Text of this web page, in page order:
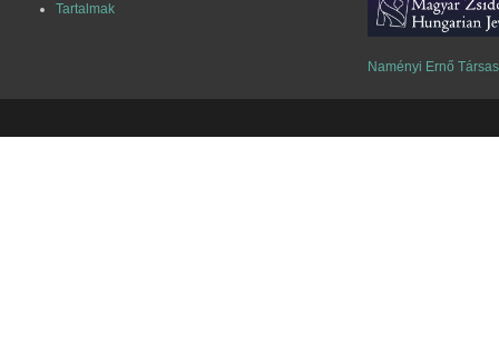
Tartalmak
Naményi Ernő